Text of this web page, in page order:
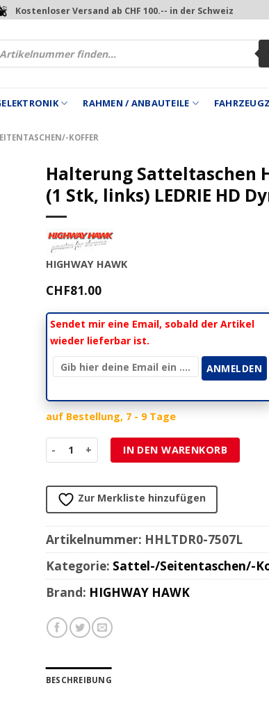
Kostenloser Versand ab CHF 100.-- in der Schweiz
RAHMEN / ANBAUTEILE
KOFFER
Halterung Satteltaschen
(1 Stk, links) LEDRIE HD
HIGHWAY HAWK
CHF81.00
Sendet mir eine Email, sobald der Artikel
wieder lieferbar ist.
auf Bestellung, 7 - 9 Tage
Halterung Satteltaschen HH (1 Stk, links) LEDRIE
IN DEN WARENKORB
Zur Merkliste hinzufügen
Artikelnummer: HHLTDR0-7507L
Kategorie: Sattel-/Seitentaschen/-
Brand: HIGHWAY HAWK
BESCHREIBUNG